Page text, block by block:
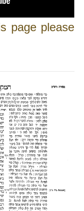
page please